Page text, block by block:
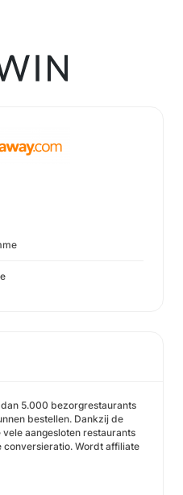
5.000 bezorgrestaurants
bestellen. Dankzij de
aangesloten restaurants
conversieratio. Wordt affiliate